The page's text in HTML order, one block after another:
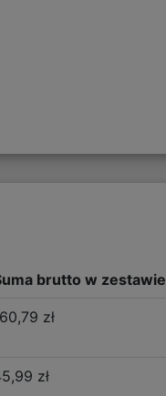
brutto w zestawie
zł
zł